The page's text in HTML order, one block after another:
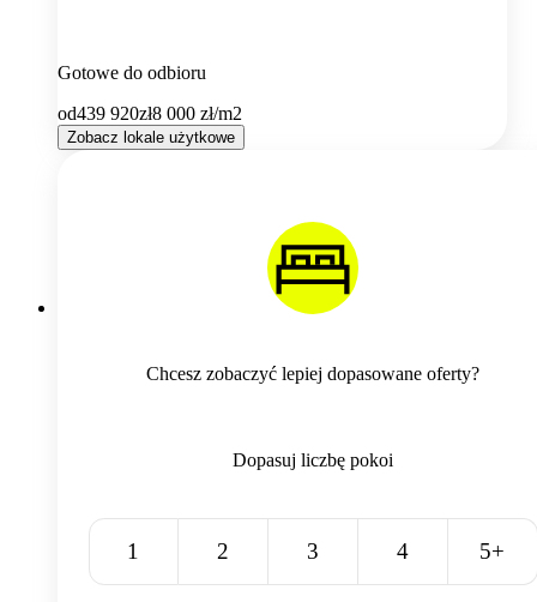
Gotowe do odbioru
od439 920zł8 000 zł/m2
Zobacz lokale użytkowe
Chcesz zobaczyć lepiej dopasowane oferty?
Dopasuj liczbę pokoi
1 2 3 4 5+